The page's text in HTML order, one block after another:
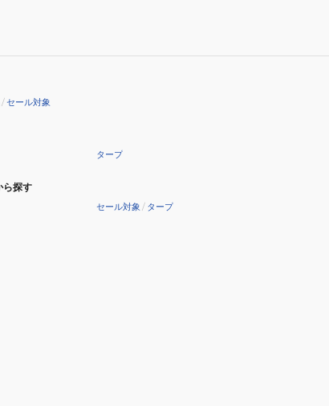
/セール対象
タープ
ら探す
セール対象 / タープ